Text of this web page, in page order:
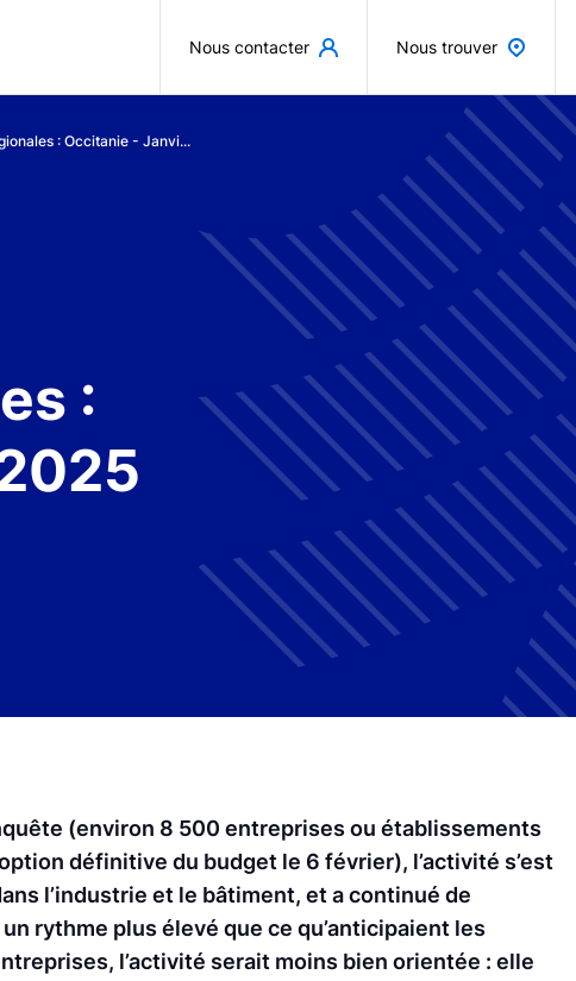
Nous contacter Nous trouver
: Occitanie - Janvi...
:
(environ 8 500 entreprises ou établissements
définitive du budget le 6 février), l’activité s’est
l’industrie et le bâtiment, et a continué de
rythme plus élevé que ce qu’anticipaient les
l’activité serait moins bien orientée : elle